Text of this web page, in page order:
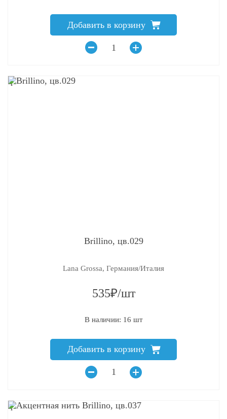
Добавить в корзину
q
Brillino, цв.029
Lana Grossa, Германия/Италия
535₽/шт
В наличии: 16 шт
Добавить в корзину
q